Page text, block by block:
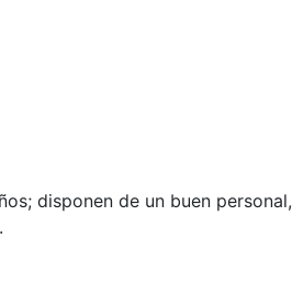
disponen de un buen personal,